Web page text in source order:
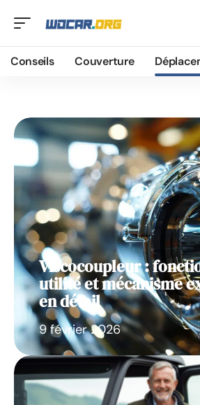
Conseils Couverture
Viscocoupleur :
utilité et mécanisme
en détail
9 février 2026